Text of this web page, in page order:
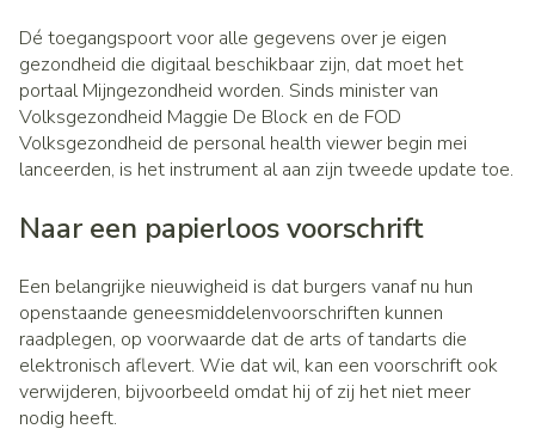
Dé toegangspoort voor alle gegevens over je eigen
gezondheid die digitaal beschikbaar zijn, dat moet het
portaal Mijngezondheid worden. Sinds minister van
Volksgezondheid Maggie De Block en de FOD
Volksgezondheid de personal health viewer begin mei
lanceerden, is het instrument al aan zijn tweede update toe.
Naar een papierloos voorschrift
Een belangrijke nieuwigheid is dat burgers vanaf nu hun
openstaande geneesmiddelenvoorschriften kunnen
raadplegen, op voorwaarde dat de arts of tandarts die
elektronisch aflevert. Wie dat wil, kan een voorschrift ook
verwijderen, bijvoorbeeld omdat hij of zij het niet meer
nodig heeft.